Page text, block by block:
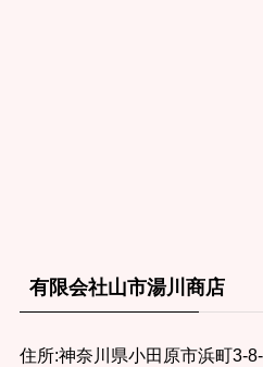
有限会社山市湯川商店
住所:神奈川県小田原市浜町3-